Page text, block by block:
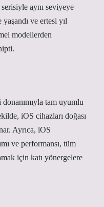
aynı seviyeye
ve ertesi yıl
modellerden
tam uyumlu
iOS cihazları doğası
Ayrıca, iOS
ve performansı, tüm
için katı yönergelere